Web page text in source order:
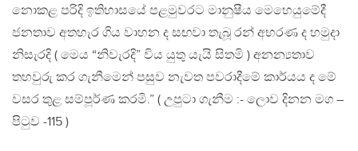
නොකළ පරිදි ඉතිහාසයේ පළමුවරට මානුෂීය මෙහෙයුමේදී
ජනතාව අතහැර ගිය වාහන ද සඟවා තැබූ රන් අභරණ ද හමුදා
නිසැරදි ( මෙය “නිවැරදි” විය යුතු යැයි සිතමි ) අනන්‍යතාව
තහවුරු කර ගැනීමෙන් පසුව නැවත පවරාදීමේ කාර්යය ද මේ
වසර තුළ සම්පූර්ණ කරමි.” ( උපුටා ගැනීම :- ලොව දිනන මග –
පිටුව -115 )